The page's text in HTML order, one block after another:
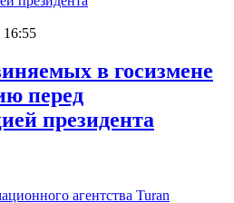
16:55
в госизмене
перед
президента